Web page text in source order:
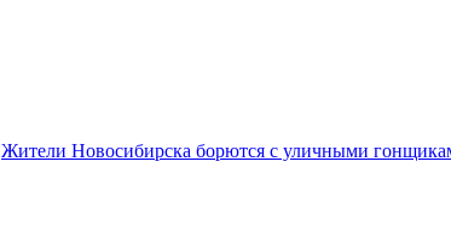
Жители Новосибирска борются с уличными